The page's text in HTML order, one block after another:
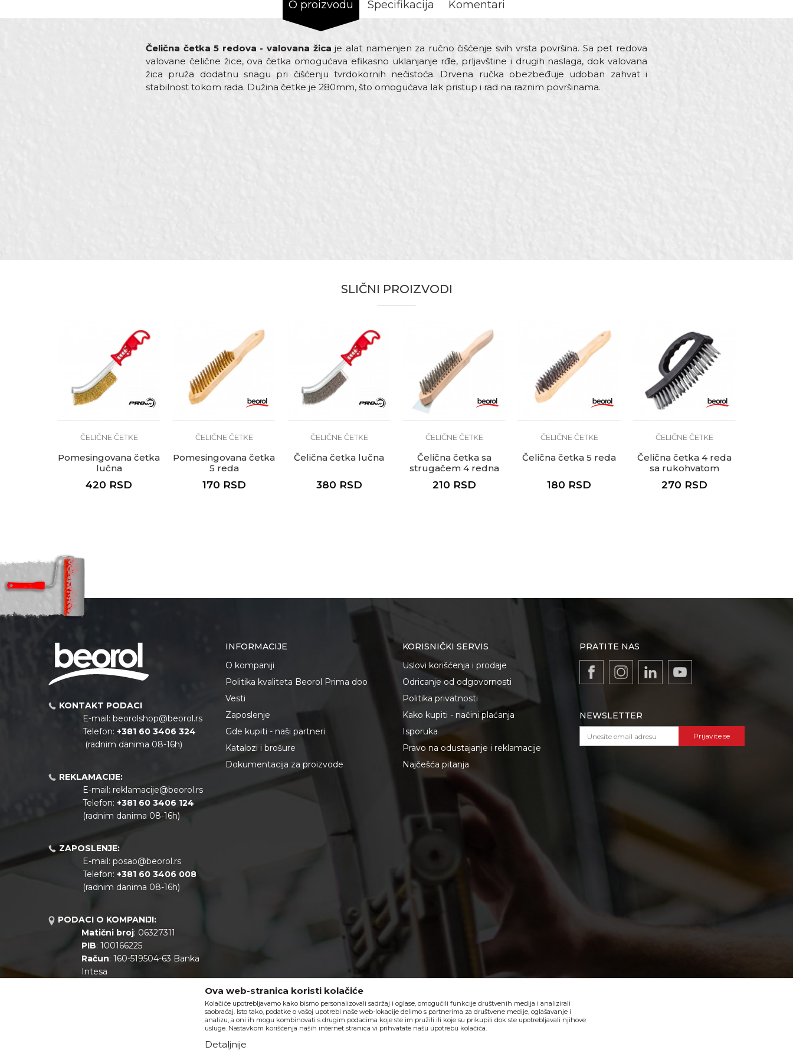
O proizvodu Specifikacija Komentari
Čelična četka 5 redova - valovana žica je alat namenjen za ručno čišćenje svih vrsta površina. Sa pet redova
valovane čelične žice, ova četka omogućava efikasno uklanjanje rđe, prljavštine i drugih naslaga, dok valovana
žica pruža dodatnu snagu pri čišćenju tvrdokornih nečistoća. Drvena ručka obezbeđuje udoban zahvat i
stabilnost tokom rada. Dužina četke je 280mm, što omogućava lak pristup i rad na raznim površinama.
SLIČNI PROIZVODI
ČELIČNE ČETKE
Pomesingovana četka
lučna
420 RSD
ČELIČNE ČETKE
Pomesingovana četka
5 reda
170 RSD
ČELIČNE ČETKE
Čelična četka lučna
380 RSD
ČELIČNE ČETKE
Čelična četka sa
strugačem 4 redna
210 RSD
ČELIČNE ČETKE
Čelična četka 5 reda
180 RSD
ČELIČNE ČETKE
Čelična četka 4 reda
sa rukohvatom
270 RSD
KONTAKT PODACI
E-mail: beorolshop@beorol.rs
Telefon: +381 60 3406 324
(radnim danima 08-16h)
REKLAMACIJE:
E-mail: reklamacije@beorol.rs
Telefon: +381 60 3406 124
(radnim danima 08-16h)
ZAPOSLENJE:
E-mail: posao@beorol.rs
Telefon: +381 60 3406 008
(radnim danima 08-16h)
PODACI O KOMPANIJI:
Matični broj: 06327311
PIB: 100166225
Račun: 160-519504-63 Banka
Intesa
INFORMACIJE
O kompaniji
Politika kvaliteta Beorol Prima doo
Vesti
Zaposlenje
Gde kupiti - naši partneri
Katalozi i brošure
Dokumentacija za proizvode
KORISNIČKI SERVIS
Uslovi korišćenja i prodaje
Odricanje od odgovornosti
Politika privatnosti
Kako kupiti - načini plaćanja
Isporuka
Pravo na odustajanje i reklamacije
Najčešća pitanja
PRATITE NAS
NEWSLETTER
Prijavite se
Ova web-stranica koristi kolačiće
Kolačiće upotrebljavamo kako bismo personalizovali sadržaj i oglase, omogućili funkcije društvenih medija i analizirali
saobraćaj. Isto tako, podatke o vašoj upotrebi naše web-lokacije delimo s partnerima za društvene medije, oglašavanje i
analizu, a oni ih mogu kombinovati s drugim podacima koje ste im pružili ili koje su prikupili dok ste upotrebljavali njihove
usluge. Nastavkom korišćenja naših internet stranica vi prihvatate našu upotrebu kolačića.
Detaljnije